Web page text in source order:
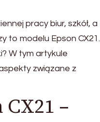
pracy biur, szkół, a
to modelu Epson CX21.
W tym artykule
związane z
–